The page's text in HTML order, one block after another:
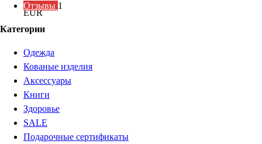
EUR
Отзывы 1
Категории
Одежда
Кованые изделия
Аксессуары
Книги
Здоровье
SALE
Подарочные сертификаты